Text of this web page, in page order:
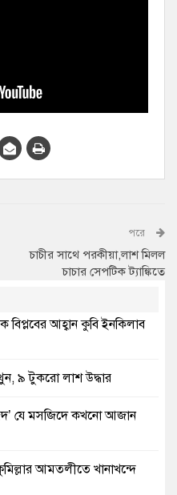
পরে
চাচীর সাথে পরকীয়া,লাশ মিলল
চাচার সেপটিক ট্যাঙ্কিতে
বিপ্লবের আহ্বান কুবি ইনকিলাব
খুন, ৯ টুকরো লাশ উদ্ধার
যে মসজিদে কখনো আজান
আমতলীতে খানাখন্দে